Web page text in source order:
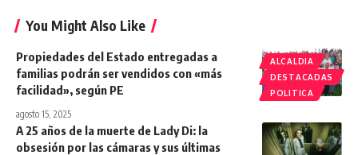
You Might Also Like
ALCALDIA
DESTACADAS
POLITICA
Propiedades del Estado entregadas a
familias podrán ser vendidos con «más
facilidad», según PE
agosto 15, 2025
A 25 años de la muerte de Lady Di: la
obsesión por las cámaras y sus últimas